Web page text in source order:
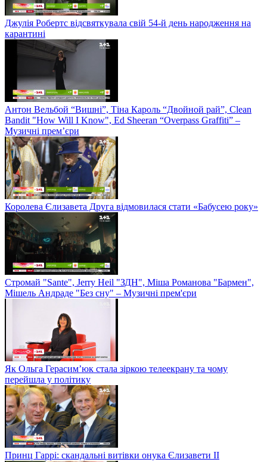
Джулія Робертс відсвяткувала свій 54-й день народження на
карантині
Антон Вельбой “Вишні”, Тіна Кароль “Двойной рай”, Clean
Bandit "How Will I Know", Ed Sheeran “Overpass Graffiti” –
Музичні прем’єри
Королева Єлизавета Друга відмовилася стати «Бабусею року»
Стромай "Sante", Jerry Heil "ЗДН", Міша Романова "Бармен",
Мішель Андраде "Без сну" – Музичні прем'єри
Як Ольга Герасим’юк стала зіркою телеекрану та чому
перейшла у політику
Принц Гаррі: скандальні витівки онука Єлизавети II